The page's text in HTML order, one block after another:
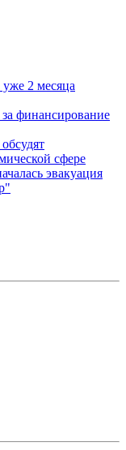
2 месяца
финансирование
сфере
эвакуация